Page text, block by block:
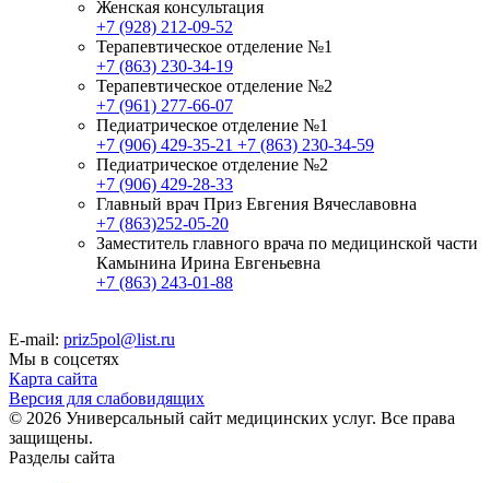
Женская консультация
+7 (928) 212-09-52
Терапевтическое отделение №1
+7 (863) 230-34-19
Терапевтическое отделение №2
+7 (961) 277-66-07
Педиатрическое отделение №1
+7 (906) 429-35-21 +7 (863) 230-34-59
Педиатрическое отделение №2
+7 (906) 429-28-33
Главный врач Приз Евгения Вячеславовна
+7 (863)252-05-20
Заместитель главного врача по медицинской части
Камынина Ирина Евгеньевна
+7 (863) 243-01-88
E-mail: priz5pol@list.ru
Мы в соцсетях
Карта сайта
Версия для слабовидящих
© 2026 Универсальный сайт медицинских услуг. Все права
защищены.
Разделы сайта